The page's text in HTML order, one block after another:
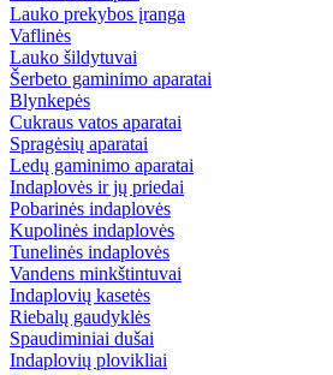
Lauko prekybos įranga
Vaflinės
Lauko šildytuvai
Šerbeto gaminimo aparatai
Blynkepės
Cukraus vatos aparatai
Spragėsių aparatai
Ledų gaminimo aparatai
Indaplovės ir jų priedai
Pobarinės indaplovės
Kupolinės indaplovės
Tunelinės indaplovės
Vandens minkštintuvai
Indaplovių kasetės
Riebalų gaudyklės
Spaudiminiai dušai
Indaplovių plovikliai